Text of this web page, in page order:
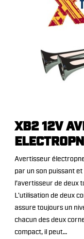
XB2 12V
Avertisseur
par un son puissant
l’avertisseur de deux
L'utilisation de deux
assure toujours un
chacun des deux
compact, il peut...